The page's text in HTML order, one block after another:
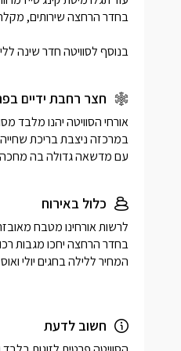
בנוסף לסוויטה חדר שינה ללינת ילדים, ובו 2 מיטות יחיד נפתחות ללינת
חצר רחבת ידיים
עם מדשאה גדולה בה מחכה
כלול באירוח
חשוב לדעת